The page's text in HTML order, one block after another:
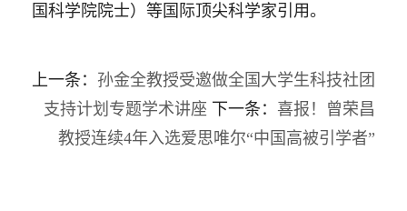
国科学院院士）等国际顶尖科学家引用。
上一条： 孙金全教授受邀做全国大学生科技社团
支持计划专题学术讲座 下一条： 喜报！曾荣昌
教授连续4年入选爱思唯尔“中国高被引学者”